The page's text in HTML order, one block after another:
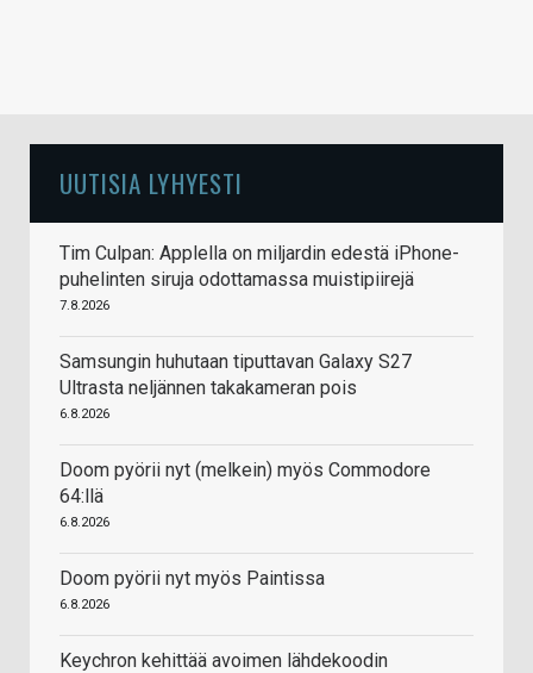
UUTISIA LYHYESTI
Tim Culpan: Applella on miljardin edestä iPhone-
puhelinten siruja odottamassa muistipiirejä
7.8.2026
Samsungin huhutaan tiputtavan Galaxy S27
Ultrasta neljännen takakameran pois
6.8.2026
Doom pyörii nyt (melkein) myös Commodore
64:llä
6.8.2026
Doom pyörii nyt myös Paintissa
6.8.2026
Keychron kehittää avoimen lähdekoodin